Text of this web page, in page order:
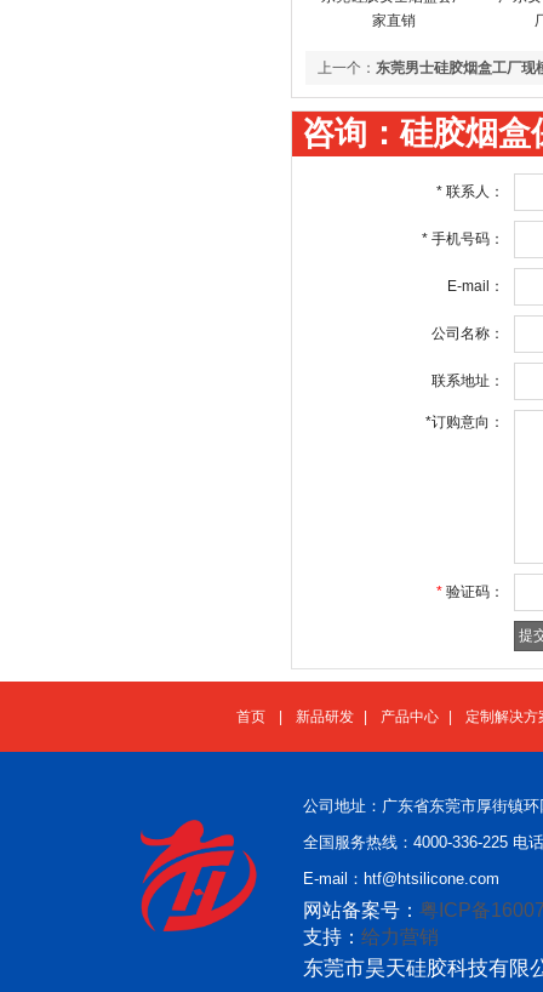
家直销
上一个： 东莞男士硅胶烟盒工厂现
咨询：硅胶烟
* 联系人：
* 手机号码：
E-mail：
公司名称：
联系地址：
*订购意向：
* 验证码：
首页 新品研发 产品中心 定制解决方
公司地址：广东省东莞市厚街镇
全国服务热线：4000-336-225 电
E-mail：htf@htsilicone.com
网站备案号： 粤ICP备
支持： 给力营销
东莞市昊天硅胶科技有限